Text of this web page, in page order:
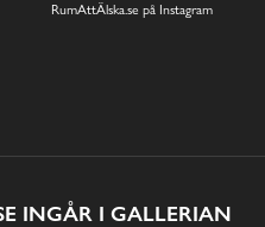
RumAttÄlska.se på Instagram
INGÅR I GALLERIAN